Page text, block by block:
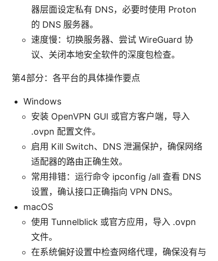
器层面设定私有 DNS，必要时使用 Proton
的 DNS 服务器。
速度慢：切换服务器、尝试 WireGuard 协
议、关闭本地安全软件的深度包检查。
第4部分：各平台的具体操作要点
Windows
安装 OpenVPN GUI 或官方客户端，导入
.ovpn 配置文件。
启用 Kill Switch、DNS 泄漏保护，确保网络
适配器的路由正确生效。
常用排错：运行命令 ipconfig /all 查看 DNS
设置，确认接口正确指向 VPN DNS。
macOS
使用 Tunnelblick 或官方应用，导入 .ovpn
文件。
在系统偏好设置中检查网络代理，确保没有与